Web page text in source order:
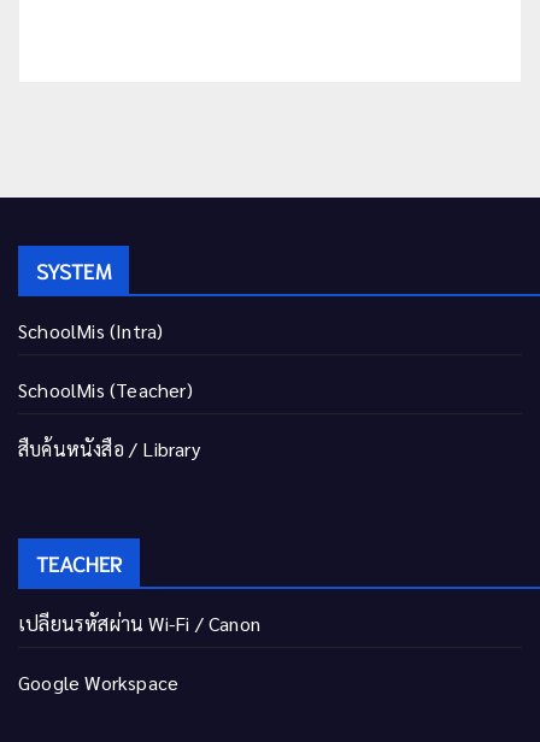
SYSTEM
SchoolMis (Intra)
SchoolMis (Teacher)
สืบค้นหนังสือ / Library
TEACHER
เปลี่ยนรหัสผ่าน Wi-Fi / Canon
Google Workspace